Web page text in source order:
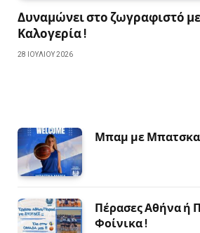
Δυναμώνει στο ζωγραφιστό
Καλογερία !
28 ΙΟΥΛΊΟΥ 2026
Μπαμ με Μπατσκα
Πέρασες Αθήνα ή
Φοίνικα !